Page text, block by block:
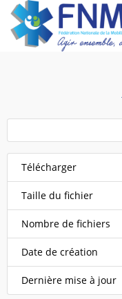
Télécharger
Taille du fichier
Nombre de fichiers
Date de création
Dernière mise à jour